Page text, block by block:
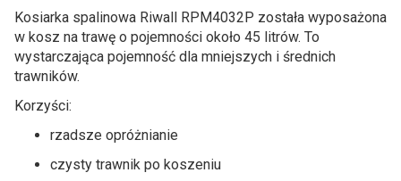
Kosiarka spalinowa Riwall RPM4032P została wyposażona
w kosz na trawę o pojemności około 45 litrów. To
wystarczająca pojemność dla mniejszych i średnich
trawników.
Korzyści:
rzadsze opróżnianie
czysty trawnik po koszeniu